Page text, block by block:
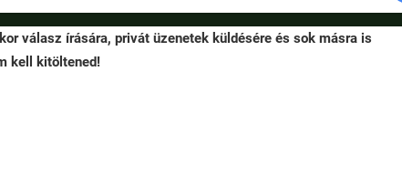
válasz írására, privát üzenetek küldésére és sok másra is
kell kitöltened!